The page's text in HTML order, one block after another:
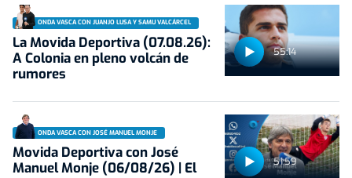
55:14
ONDA VASCA CON JUANJO LUSA Y SAMU VALCÁRCEL
La Movida Deportiva (07.08.26):
A Colonia en pleno volcán de
rumores
51:59
ONDA VASCA CON JOSÉ MANUEL MONJE
Movida Deportiva con José
Manuel Monje (06/08/26) | El